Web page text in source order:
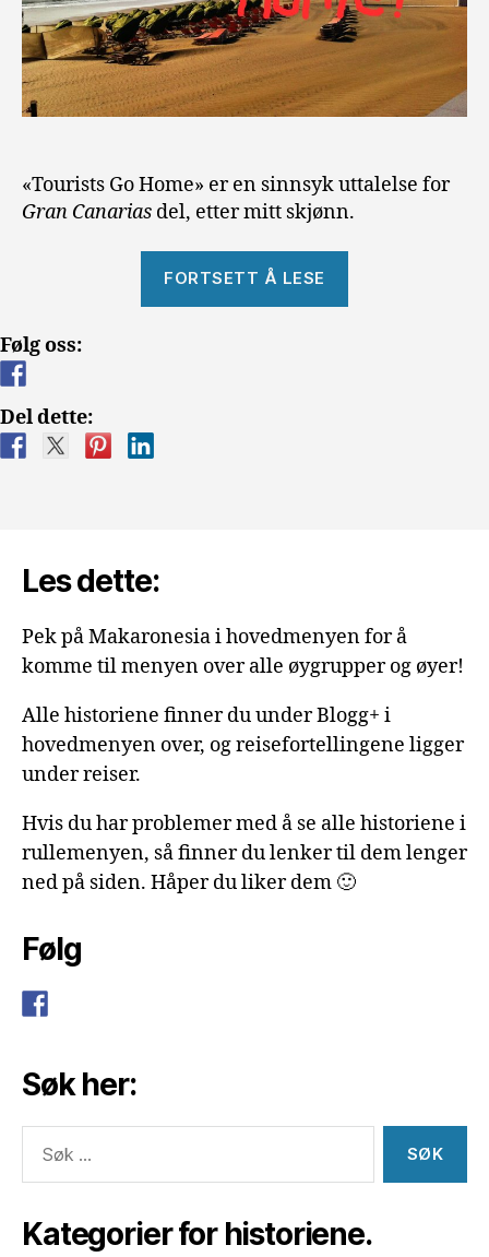
«Tourists Go Home» er en sinnsyk uttalelse for
Gran Canarias del, etter mitt skjønn.
FORTSETT Å LESE
Følg oss:
Del dette:
Les dette:
Pek på Makaronesia i hovedmenyen for å
komme til menyen over alle øygrupper og øyer!
Alle historiene finner du under Blogg+ i
hovedmenyen over, og reisefortellingene ligger
under reiser.
Hvis du har problemer med å se alle historiene i
rullemenyen, så finner du lenker til dem lenger
ned på siden. Håper du liker dem 🙂
Følg
Søk her:
etter:
Kategorier for historiene.